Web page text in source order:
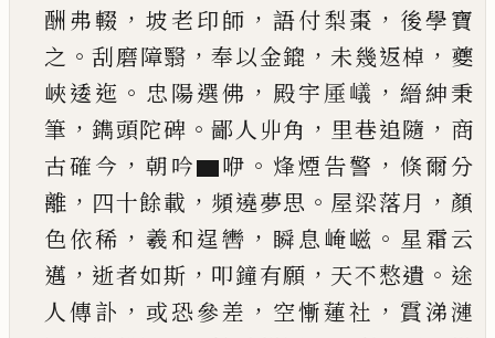
酬弗輟 ， 坡老印師 ， 語付梨棗 ， 後學寶
之 。刮磨障翳 ，奉以金鎞 ， 未幾返棹 ， 夔
峽逶迤 。 忠陽選佛 ， 殿宇厜嶬 ， 縉紳秉
筆 ， 鐫頭陀碑 。鄙人丱角 ， 里巷追隨 ， 商
古確今 ， 朝吟▆咿 。 烽煙告警 ， 倏爾分
離 ， 四十餘載 ， 頻遶夢思 。 屋梁落月 ， 顏
色依稀 ， 羲和逞轡 ， 瞬息崦嵫 。 星霜云
邁 ， 逝者如斯 ， 叩鐘有願 ， 天不慗遺 。 途
人傳訃 ， 或恐參差 ， 空慚蓮社 ， 霣涕漣